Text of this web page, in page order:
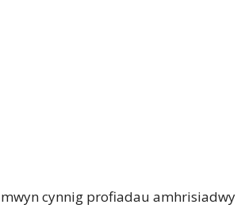
cynnig profiadau amhrisiadwy